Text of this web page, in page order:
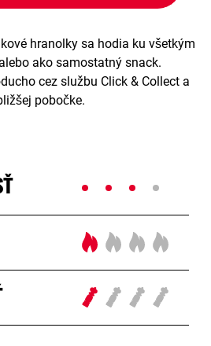
hranolky sa hodia ku všetkým
ako samostatný snack.
cez službu Click & Collect a
pobočke.